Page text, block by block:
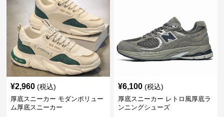
¥2,960 (税込)
厚底スニーカー モダンボリュー
ム厚底スニーカー
¥6,100 (税込)
厚底スニーカー レトロ風厚底ラ
ンニングシューズ